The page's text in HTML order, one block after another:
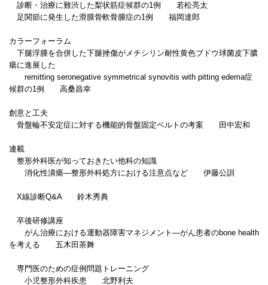
診断・治療に難渋した梨状筋症候群の1例 若松亮太
足関節に発生した滑膜骨軟骨腫症の1例 福岡達郎
カラーフォーラム
下腿浮腫を合併した下腿挫傷がメチシリン耐性黄色ブドウ球菌皮下膿
瘍に進展した
remitting seronegative symmetrical synovitis with pitting edema症
候群の1例 高桑昌幸
創意と工夫
骨盤輪不安定症に対する機能的骨盤固定ベルトの考案 田中宏和
連載
整形外科医が知っておきたい他科の知識
消化性潰瘍―整形外科処方における注意点など 伊藤公訓
X線診断Q&A 鈴木秀典
卒後研修講座
がん治療における運動器障害マネジメント―がん患者のbone health
を考える 五木田茶舞
専門医のための症例問題トレーニング
小児整形外科疾患 北野利夫